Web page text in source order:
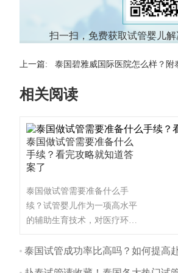
扫一扫，免费获取试管婴儿解
上一篇: 泰国碧雅威国际医院怎么样？附
相关阅读
泰国做试管需要准备什么
手续？看完攻略就知道答
案了
泰国做试管需要准备什么手
续？试管婴儿作为一项高水平
的辅助生育技术，对医疗环境
对于想做试管的家庭来说，选
泰国试管成功率比高吗？如何提高赴